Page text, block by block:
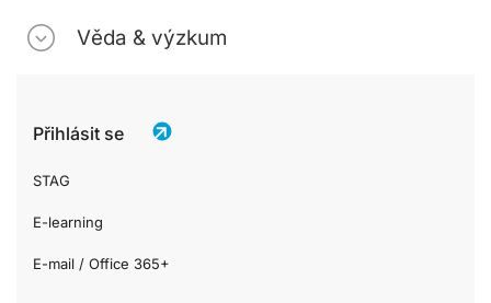
Věda & výzkum
Přihlásit se
STAG
E-learning
E-mail / Office 365+